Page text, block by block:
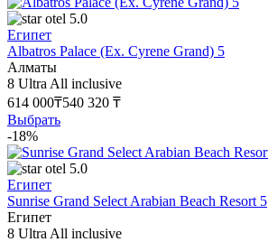
5.0
Египет
Albatros Palace (Ex. Cyrene Grand) 5
Алматы
8 Ultra All inclusive
614 000₸540 320 ₸
Выбрать
-18%
5.0
Египет
Sunrise Grand Select Arabian Beach Resort 5
Египет
8 Ultra All inclusive